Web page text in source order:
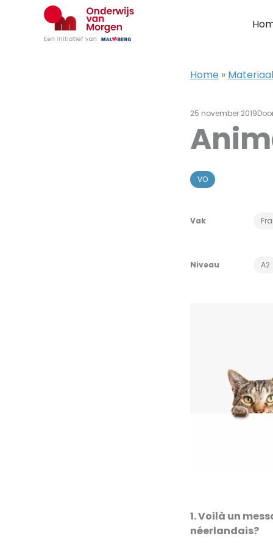
Home »
25 november 2019
VO
Vak
Niveau A2
1. Voilà un
néerlandais?